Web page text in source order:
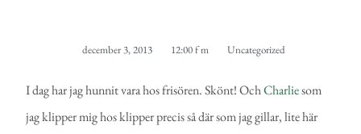
december 3, 2013 12:00 f m Uncategorized
I dag har jag hunnit vara hos frisören. Skönt! OchCharliesom
jag klipper mig hos klipper precis så där som jag gillar, lite här